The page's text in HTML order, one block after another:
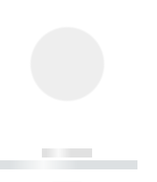
------------
----------- ----------